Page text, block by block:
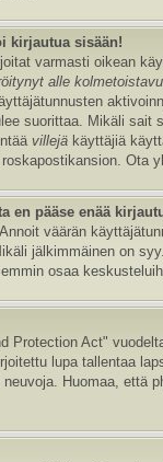
kirjautua sisään!
varmasti oikean
alle
suorittaa. Mikäli
villejä käyttäjiä
Ota
en pääse enää
väärän
jälkimmäinen on
osaa
Protection Act"
lupa tallentaa
Huomaa,